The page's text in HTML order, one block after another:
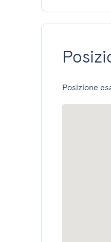
Posizione